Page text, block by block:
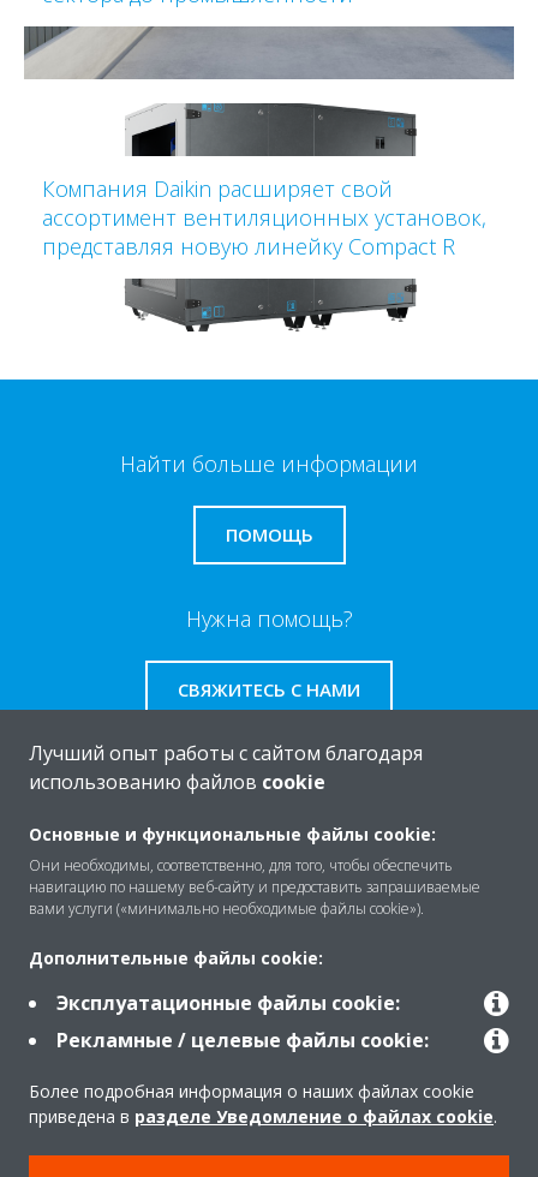
Компания Daikin расширяет свой
ассортимент вентиляционных установок,
представляя новую линейку Compact R
Найти больше информации
ПОМОЩЬ
Нужна помощь?
СВЯЖИТЕСЬ С НАМИ
O Daikin
Решения
Помощь
Продукты
Лучший опыт работы с сайтом благодаря
использованию файлов cookie
Основные и функциональные файлы cookie:
Они необходимы, соответственно, для того, чтобы обеспечить
навигацию по нашему веб-сайту и предоставить запрашиваемые
вами услуги («минимально необходимые файлы cookie»).
Дополнительные файлы cookie:
Эксплуатационные файлы cookie:
Рекламные / целевые файлы cookie:
Более подробная информация о наших файлах cookie
приведена в разделе Уведомление о файлах cookie.